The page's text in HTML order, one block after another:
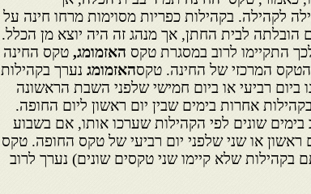
לקהילה. בקהילות כפריות מסוימות מרחו חינה על
הובלתה לבית החתן, אך מנהג זה היה יוצא מן הכלל.
התקיימו לרוב במסגרת טקס האזמומג, טקס החינה
הטקס המרכזי של החינה. טקסהאזמומג נערך בקהילות
ביום רביעי או ביום חמישי שלפני השבת הראשונה
אחרות בימים שבין יום ראשון ליום החופה.
שונים לפי הקהילות שערכו אותו, אם בשבוע
או שני שלפני יום רביעי של טקס החופה. טקס
בקהילות שלא קיימו שני טקסים שונים) נערך לרוב